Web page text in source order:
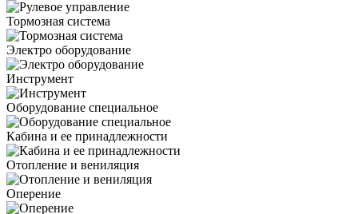
Тормозная система
Электро оборудование
Инструмент
Оборудование специальное
Кабина и ее принадлежности
Отопление и вениляция
Оперение